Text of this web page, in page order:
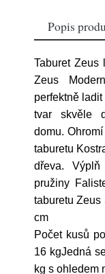
Popis
Taburet Zeus
Zeus
perfektně
tvar skvěle
domu.
taburetu
dřeva.
pružiny
taburetu Zeus
cm
Počet kusů
16 kgJedná
kg s ohledem